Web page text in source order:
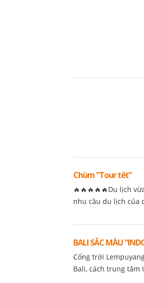
Chùm “Tour tết”
🔥🔥🔥🔥🔥Du lịch
nhu cầu du lịch của
BALI SẮC MÀU
Cổng trời
Bali, cách trung tâm